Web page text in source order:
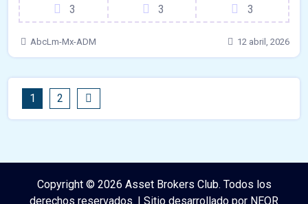
3
3
3
AbcLm-Mx-ADM 12 abril, 2026
1 2
Copyright © 2026 Asset Brokers Club. Todos los
derechos reservados. | Sitio desarrollado por NEOR